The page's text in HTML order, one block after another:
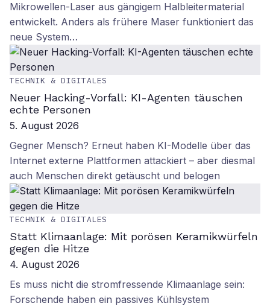
Mikrowellen-Laser aus gängigem Halbleitermaterial
entwickelt. Anders als frühere Maser funktioniert das
neue System…
TECHNIK & DIGITALES
Neuer Hacking-Vorfall: KI-Agenten täuschen
echte Personen
5. August 2026
Gegner Mensch? Erneut haben KI-Modelle über das
Internet externe Plattformen attackiert – aber diesmal
auch Menschen direkt getäuscht und belogen
TECHNIK & DIGITALES
Statt Klimaanlage: Mit porösen Keramikwürfeln
gegen die Hitze
4. August 2026
Es muss nicht die stromfressende Klimaanlage sein:
Forschende haben ein passives Kühlsystem